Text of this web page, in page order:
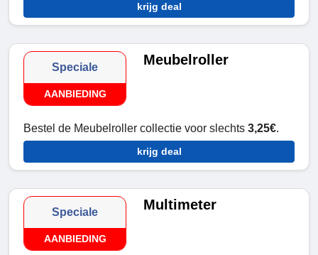
krijg deal
Speciale
AANBIEDING
Meubelroller
Bestel de Meubelroller collectie voor slechts 3,25€.
krijg deal
Speciale
AANBIEDING
Multimeter